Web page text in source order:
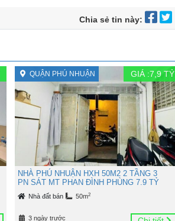
Chia sẻ tin này:
QUẬN PHÚ NHUẬN GIÁ :7,9TỶ
NHÀ PHÚ NHUẬN HXH 50M2 2 TẦNG 3
PN SÁT MT PHAN ĐÌNH PHÙNG 7.9 TỶ
Nhà đất bán 50m2
3 ngày trước